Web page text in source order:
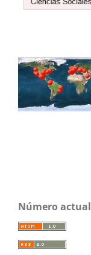
Número actual